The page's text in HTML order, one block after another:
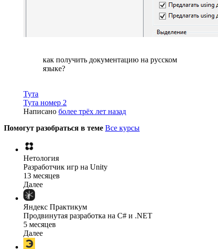
как получить документацию на русском
языке?
Тута
Тута номер 2
Написано более трёх лет назад
Помогут разобраться в теме Все курсы
Нетология
Разработчик игр на Unity
13 месяцев
Далее
Яндекс Практикум
Продвинутая разработка на C# и .NET
5 месяцев
Далее